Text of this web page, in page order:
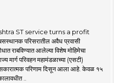
ST service turns a profit
परिसरातील अवैध प्रवासी
राबविण्यात आलेल्या विशेष मोहिमेचा
मार्ग परिवहन महामंडळाच्या (एसटी)
सकारात्मक परिणाम दिसून आला आहे. केवळ १५
..